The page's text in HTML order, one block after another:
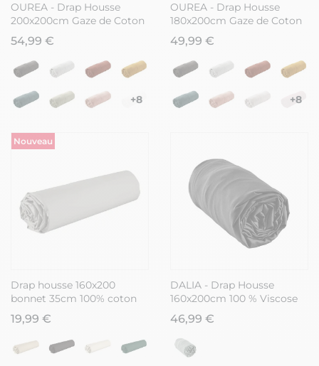
OUREA - Drap Housse
200x200cm Gaze de Coton
Romarin
54,99 €
+8
OUREA - Drap Housse
180x200cm Gaze de Coton
Vert d'Eau
49,99 €
+8
Nouveau
Drap housse 160x200
bonnet 35cm 100% coton
gris silver - VITALIA
19,99 €
DALIA - Drap Housse
160x200cm 100 % Viscose
de Bambou Noire
46,99 €